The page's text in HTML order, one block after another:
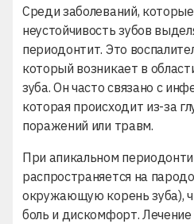
Среди заболеваний,
неустойчивость зубов
периодонтит. Это
который возникает в
зуба. Он часто связано с
которая происходит из-за
поражений или травм.
При апикальном
распространяется на
окружающую корень зуба),
боль и дискомфорт. Лечение